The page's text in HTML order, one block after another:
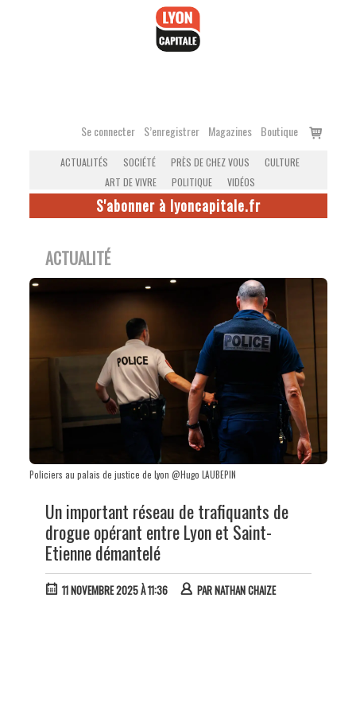
Se connecter S’enregistrer Magazines Boutique
Voir
ACTUALITÉS SOCIÉTÉ PRÈS DE CHEZ VOUS
CULTURE
ART DE VIVRE
POLITIQUE VIDÉOS
S'abonner à lyoncapitale.fr
ACTUALITÉ
Policiers au palais de justice de Lyon @Hugo LAUBEPIN
Un important réseau de trafiquants de
drogue opérant entre Lyon et Saint-
Etienne démantelé
11 NOVEMBRE 2025 À 11:36 PARNATHAN CHAIZE